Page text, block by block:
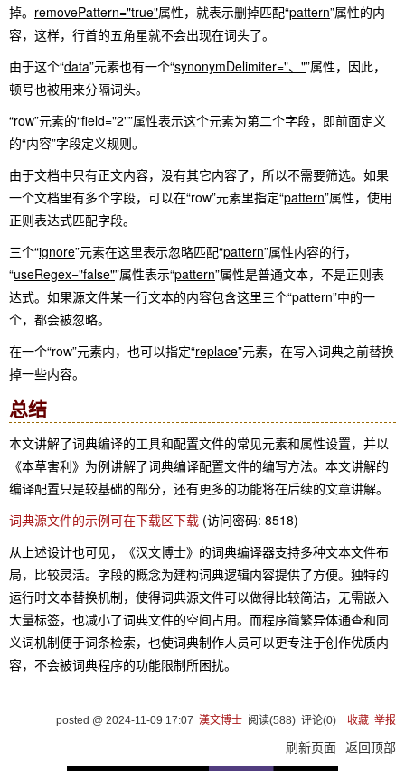
掉。 removePattern="true"属性，就表示删掉匹配“pattern”属性的内
容，这样，行首的五角星就不会出现在词头了。
由于这个“data”元素也有一个“synonymDelimiter="、"”属性，因此，
顿号也被用来分隔词头。
“row”元素的“field="2"”属性表示这个元素为第二个字段，即前面定义
的“内容”字段定义规则。
由于文档中只有正文内容，没有其它内容了，所以不需要筛选。如果
一个文档里有多个字段，可以在“row”元素里指定“pattern”属性，使用
正则表达式匹配字段。
三个“ignore”元素在这里表示忽略匹配“pattern”属性内容的行，
“useRegex="false"”属性表示“pattern”属性是普通文本，不是正则表
达式。如果源文件某一行文本的内容包含这里三个“pattern”中的一
个，都会被忽略。
在一个“row”元素内，也可以指定“replace”元素，在写入词典之前替换
掉一些内容。
总结
本文讲解了词典编译的工具和配置文件的常见元素和属性设置，并以
《本草害利》为例讲解了词典编译配置文件的编写方法。本文讲解的
编译配置只是较基础的部分，还有更多的功能将在后续的文章讲解。
词典源文件的示例可在下载区下载 (访问密码: 8518)
从上述设计也可见，《汉文博士》的词典编译器支持多种文本文件布
局，比较灵活。字段的概念为建构词典逻辑内容提供了方便。独特的
运行时文本替换机制，使得词典源文件可以做得比较简洁，无需嵌入
大量标签，也减小了词典文件的空间占用。而程序简繁异体通查和同
义词机制便于词条检索，也使词典制作人员可以更专注于创作优质内
容，不会被词典程序的功能限制所困扰。
posted @ 2024-11-09 17:07 漢文博士 阅读(588) 评论(0) 收藏 举报
刷新页面 返回顶部